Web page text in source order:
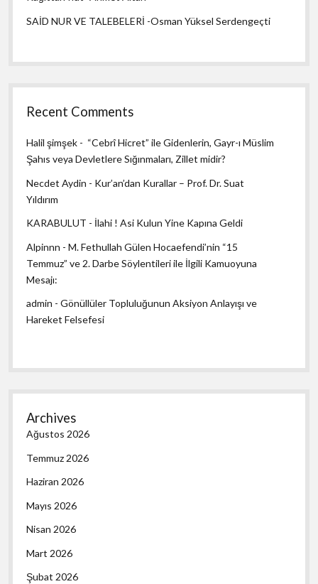
SAİD NUR VE TALEBELERİ -Osman Yüksel Serdengeçti
Recent Comments
Halil şimşek - “Cebrî Hicret” ile Gidenlerin, Gayr-ı Müslim
Şahıs veya Devletlere Sığınmaları, Zillet midir?
Necdet Aydin - Kur’an’dan Kurallar – Prof. Dr. Suat
Yıldırım
KARABULUT - İlahi ! Asi Kulun Yine Kapına Geldi
Alpinnn -M. Fethullah Gülen Hocaefendi’nin “15
Temmuz” ve 2. Darbe Söylentileri ile İlgili Kamuoyuna
Mesajı:
admin -Gönüllüler Topluluğunun Aksiyon Anlayışı ve
Hareket Felsefesi
Archives
Ağustos 2026
Temmuz 2026
Haziran 2026
Mayıs 2026
Nisan 2026
Mart 2026
Şubat 2026